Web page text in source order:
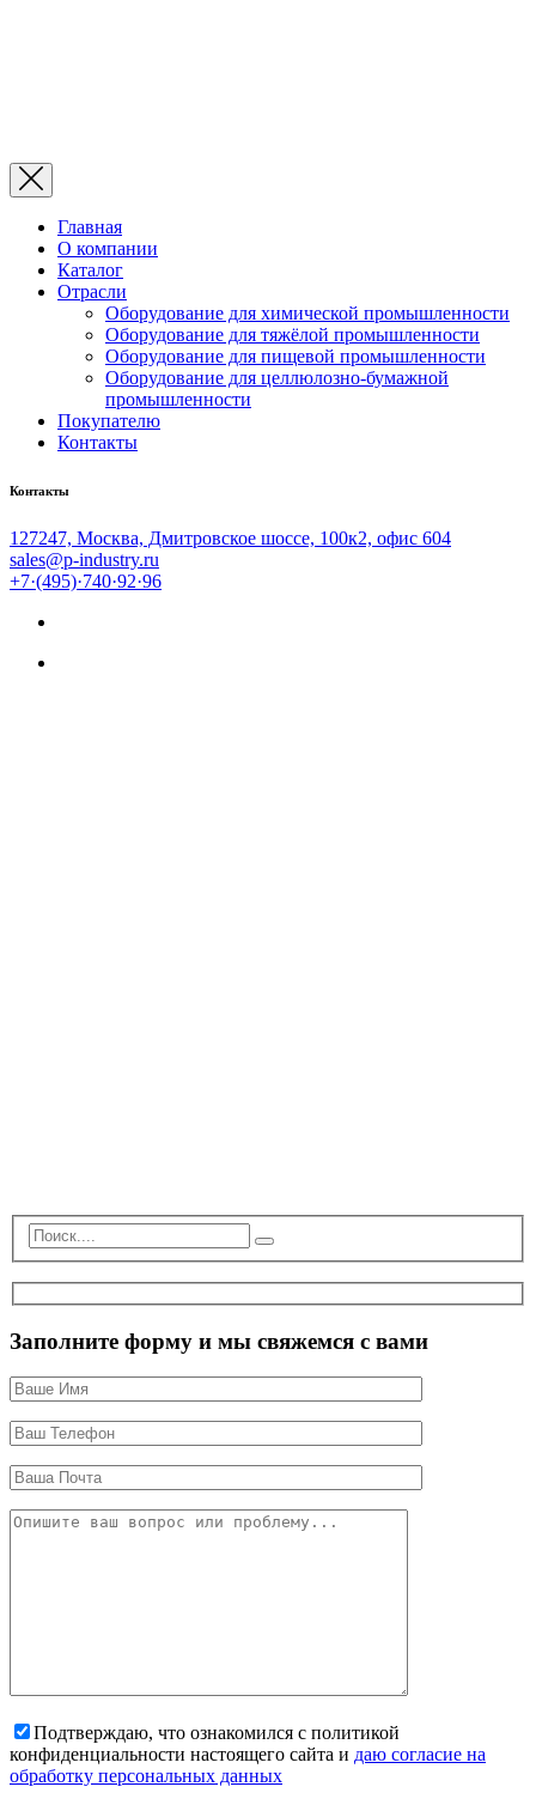
Главная
О компании
Каталог
Отрасли
Оборудование для химической промышленности
Оборудование для тяжёлой промышленности
Оборудование для пищевой промышленности
Оборудование для целлюлозно-бумажной
промышленности
Покупателю
Контакты
Контакты
127247, Москва, Дмитровское шоссе, 100к2, офис 604
sales@p-industry.ru
+7·(495)·740·92·96
Заполните форму и мы свяжемся с вами
Подтверждаю, что ознакомился с политикой
конфиденциальности настоящего сайта и даю согласие на
обработку персональных данных